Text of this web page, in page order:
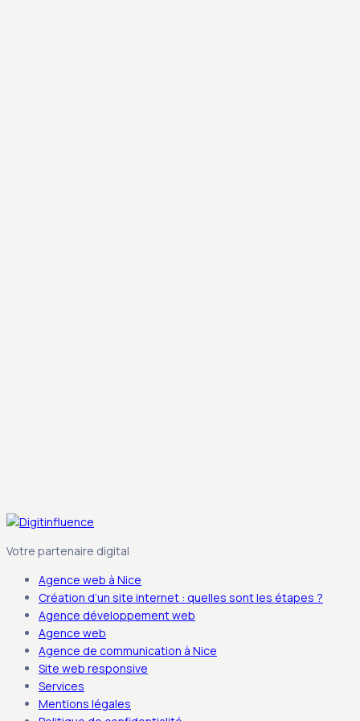
Votre partenaire digital
Agence web à Nice
Création d’un site internet : quelles sont les étapes ?
Agence développement web
Agence web
Agence de communication à Nice
Site web responsive
Services
Mentions légales